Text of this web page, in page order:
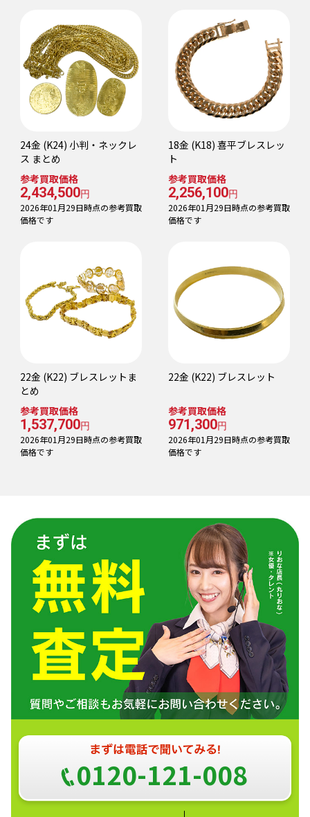
24金 (K24) 小判・ネックレ
ス まとめ
参考買取価格
2,434,500円
2026年01月29日時点の参考買取
価格です
18金 (K18) 喜平ブレスレッ
ト
参考買取価格
2,256,100円
2026年01月29日時点の参考買取
価格です
22金 (K22) ブレスレットま
とめ
参考買取価格
1,537,700円
2026年01月29日時点の参考買取
価格です
22金 (K22) ブレスレット
参考買取価格
971,300円
2026年01月29日時点の参考買取
価格です
0120-121-008